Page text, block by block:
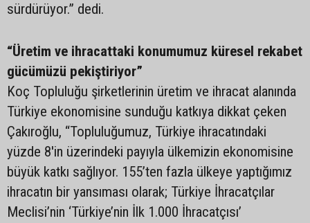
sürdürüyor.” dedi.
“Üretim ve ihracattaki konumumuz küresel rekabet
gücümüzü pekiştiriyor”
Koç Topluluğu şirketlerinin üretim ve ihracat alanında
Türkiye ekonomisine sunduğu katkıya dikkat çeken
Çakıroğlu, “Topluluğumuz, Türkiye ihracatındaki
yüzde 8'in üzerindeki payıyla ülkemizin ekonomisine
büyük katkı sağlıyor. 155’ten fazla ülkeye yaptığımız
ihracatın bir yansıması olarak; Türkiye İhracatçılar
Meclisi’nin ‘Türkiye’nin İlk 1.000 İhracatçısı’